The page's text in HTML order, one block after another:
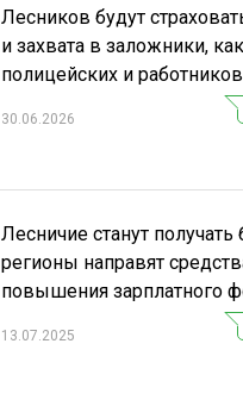
Лесников будут
и захвата в заложники,
полицейских и
30.06.2026
Лесничие станут
регионы направят
повышения зарплатного
13.07.2025